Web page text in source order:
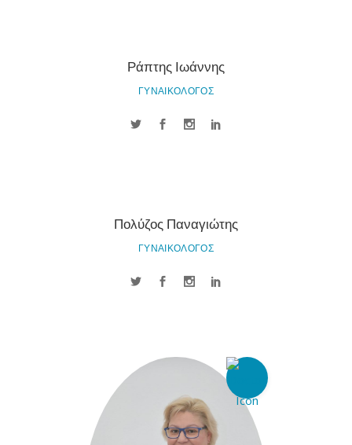
Ράπτης Ιωάννης
ΓΥΝΑΙΚΟΛΟΓΟΣ
Πολύζος Παναγιώτης
ΓΥΝΑΙΚΟΛΟΓΟΣ